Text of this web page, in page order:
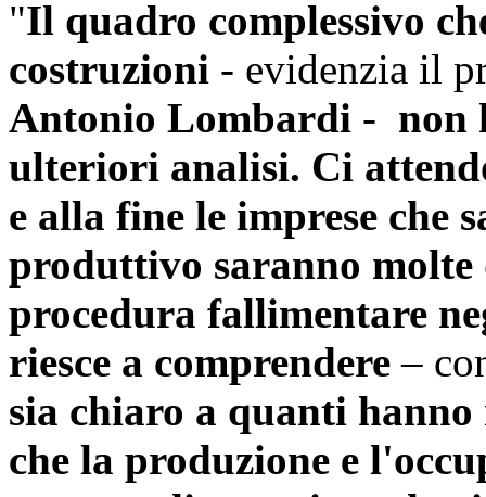
"Il quadro complessivo
costruzioni - evidenzia il
Antonio Lombardi - non
ulteriori analisi. Ci
e alla fine le imprese che
produttivo saranno
procedura fallimentare
riesce a comprendere –
sia chiaro a quanti
che la produzione e